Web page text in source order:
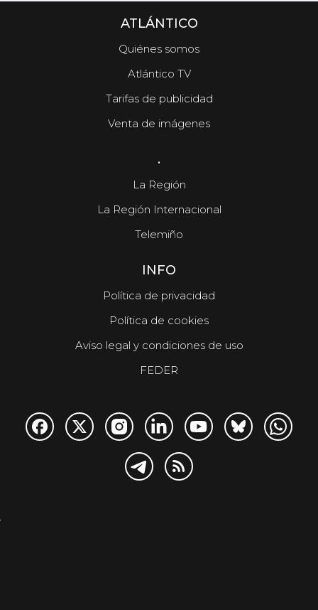
ATLÁNTICO
Quiénes somos
Atlántico TV
Tarifas de publicidad
Venta de imágenes
.
La Región
La Región Internacional
Telemiño
INFO
Política de privacidad
Política de cookies
Aviso legal y condiciones de uso
FEDER